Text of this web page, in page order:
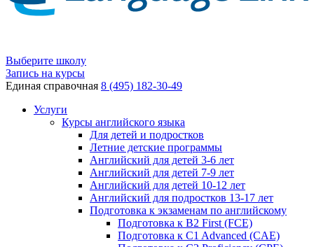
Выберите школу
Запись на курсы
Единая справочная 8 (495) 182-30-49
Услуги
Курсы английского языка
Для детей и подростков
Летние детские программы
Английский для детей 3-6 лет
Английский для детей 7-9 лет
Английский для детей 10-12 лет
Английский для подростков 13-17 лет
Подготовка к экзаменам по английскому
Подготовка к B2 First (FCE)
Подготовка к C1 Advanced (CAE)